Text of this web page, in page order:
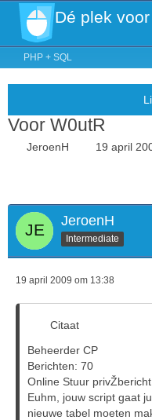
Dé plek
PHP + SQL
Voor W0utR
JeroenH 19 april
JeroenH
Intermediate
19 april 2009 om 13:38
Citaat
Beheerder CP
Berichten: 70
Online Stuur privŽbericht
Euhm, jouw script gaat
nieuwe tabel moeten